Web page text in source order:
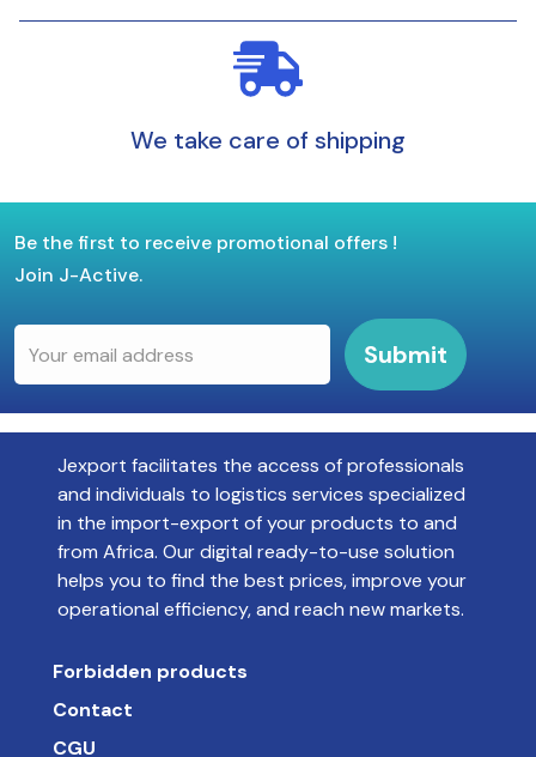
We take care of shipping
Be the first to receive promotional offers !
Join J-Active.
Submit
Jexport facilitates the access of professionals
and individuals to logistics services specialized
in the import-export of your products to and
from Africa. Our digital ready-to-use solution
helps you to find the best prices, improve your
operational efficiency, and reach new markets.
Forbidden products
Contact
CGU